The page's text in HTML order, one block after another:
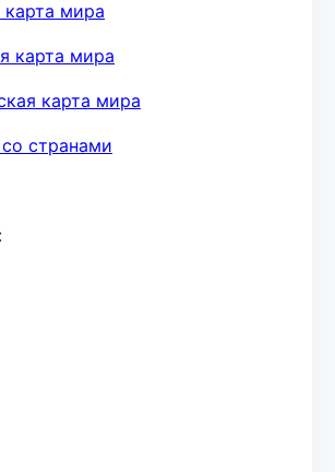
мира
карта мира
карта мира
странами